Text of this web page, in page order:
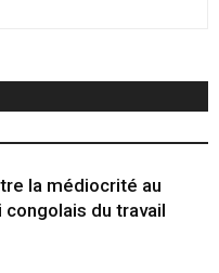
la médiocrité au
du travail